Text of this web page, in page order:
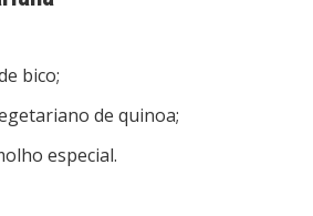
bico;
de quinoa;
especial.